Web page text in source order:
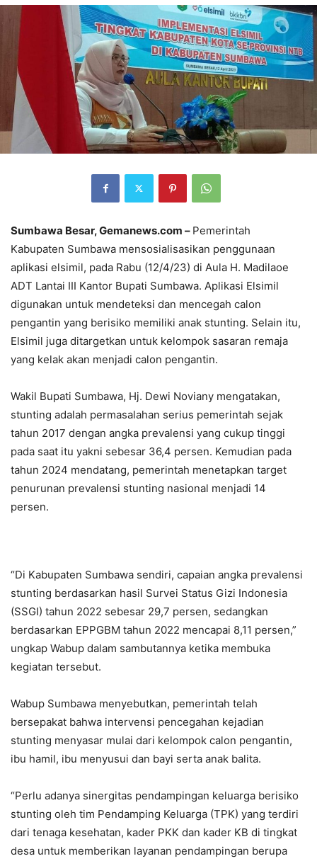
Sumbawa Besar, Gemanews.com – Pemerintah
Kabupaten Sumbawa mensosialisasikan penggunaan
aplikasi elsimil, pada Rabu (12/4/23) di Aula H. Madilaoe
ADT Lantai III Kantor Bupati Sumbawa. Aplikasi Elsimil
digunakan untuk mendeteksi dan mencegah calon
pengantin yang berisiko memiliki anak stunting. Selain itu,
Elsimil juga ditargetkan untuk kelompok sasaran remaja
yang kelak akan menjadi calon pengantin.
Wakil Bupati Sumbawa, Hj. Dewi Noviany mengatakan,
stunting adalah permasalahan serius pemerintah sejak
tahun 2017 dengan angka prevalensi yang cukup tinggi
pada saat itu yakni sebesar 36,4 persen. Kemudian pada
tahun 2024 mendatang, pemerintah menetapkan target
penurunan prevalensi stunting nasional menjadi 14
persen.
“Di Kabupaten Sumbawa sendiri, capaian angka prevalensi
stunting berdasarkan hasil Survei Status Gizi Indonesia
(SSGI) tahun 2022 sebesar 29,7 persen, sedangkan
berdasarkan EPPGBM tahun 2022 mencapai 8,11 persen,”
ungkap Wabup dalam sambutannya ketika membuka
kegiatan tersebut.
Wabup Sumbawa menyebutkan, pemerintah telah
bersepakat bahwa intervensi pencegahan kejadian
stunting menyasar mulai dari kelompok calon pengantin,
ibu hamil, ibu menyusui dan bayi serta anak balita.
“Perlu adanya sinergitas pendampingan keluarga berisiko
stunting oleh tim Pendamping Keluarga (TPK) yang terdiri
dari tenaga kesehatan, kader PKK dan kader KB di tingkat
desa untuk memberikan layanan pendampingan berupa